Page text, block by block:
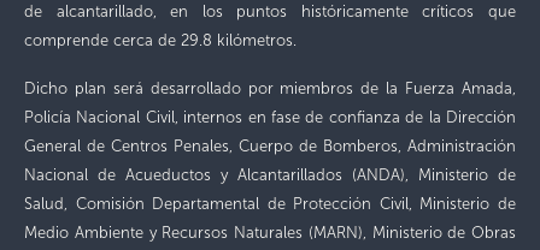
de alcantarillado, en los puntos históricamente críticos que
comprende cerca de 29.8 kilómetros.
Dicho plan será desarrollado por miembros de la Fuerza Amada,
Policía Nacional Civil, internos en fase de confianza de la Dirección
General de Centros Penales, Cuerpo de Bomberos, Administración
Nacional de Acueductos y Alcantarillados (ANDA), Ministerio de
Salud, Comisión Departamental de Protección Civil, Ministerio de
Medio Ambiente y Recursos Naturales (MARN), Ministerio de Obras